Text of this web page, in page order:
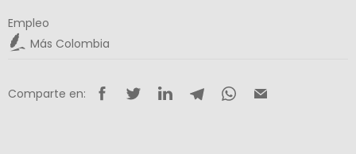
Empleo
Más Colombia
Comparte en: